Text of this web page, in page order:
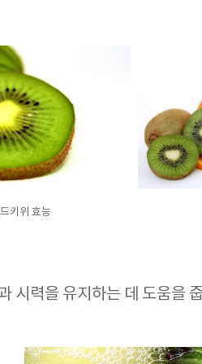
키위 효능
시력을 유지하는 데 도움을